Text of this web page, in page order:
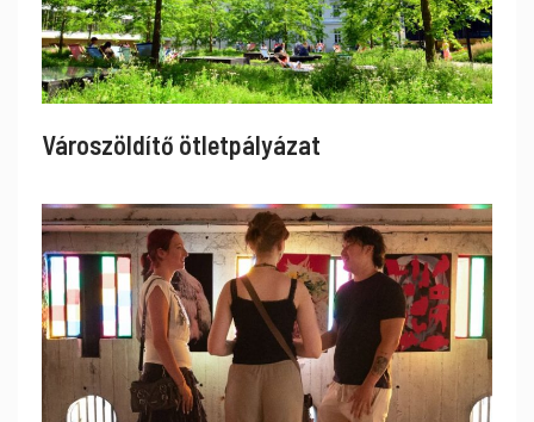
Városzöldítő ötletpályázat